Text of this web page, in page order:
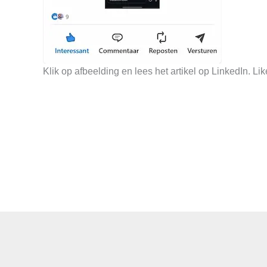
Klik op afbeelding en lees het artikel op LinkedIn.